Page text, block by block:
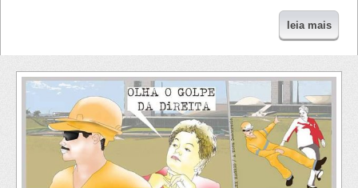
leia mais